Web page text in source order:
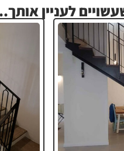
לעניין